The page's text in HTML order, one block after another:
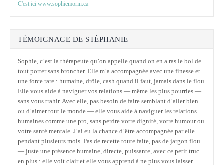
C'est ici www.sophiemorin.ca
TÉMOIGNAGE DE STÉPHANIE
Sophie, c’est la thérapeute qu’on appelle quand on en a ras le bol de
tout porter sans broncher. Elle m’a accompagnée avec une finesse et
une force rare : humaine, drôle, cash quand il faut, jamais dans le flou.
Elle vous aide à naviguer vos relations — même les plus pourries —
sans vous trahir. Avec elle, pas besoin de faire semblant d’aller bien
ou d’aimer tout le monde — elle vous aide à naviguer les relations
humaines comme une pro, sans perdre votre dignité, votre humour ou
votre santé mentale. J’ai eu la chance d’être accompagnée par elle
pendant plusieurs mois. Pas de recette toute faite, pas de jargon flou
— juste une présence humaine, directe, puissante, avec ce petit truc
en plus : elle voit clair et elle vous apprend à ne plus vous laisser